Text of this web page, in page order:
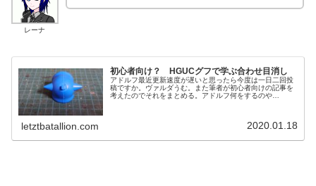
レーナ
初心者向け？ HGUCグフで学ぶ合わせ目消し
アドルフ最近更新速度が遅いと思ったら今度は一日二回投
稿ですか。ヴァルダうむ。また筆者が初心者向けの記事を
考えたのでそれをまとめる。アドルフ何をするのや
letztbatallion.com 2020.01.18